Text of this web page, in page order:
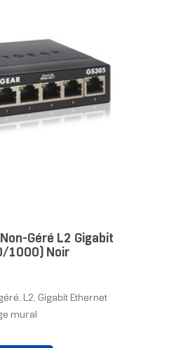
Géré L2 Gigabit
1000) Noir
L2, Gigabit Ethernet
mural